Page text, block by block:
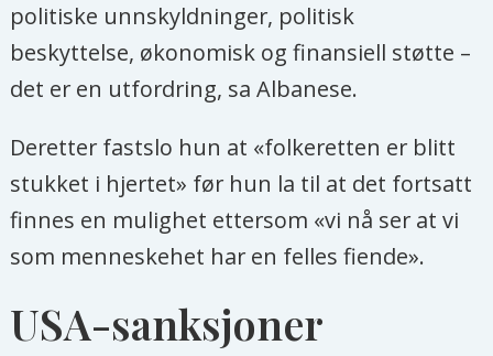
politiske unnskyldninger, politisk
beskyttelse, økonomisk og finansiell støtte –
det er en utfordring, sa Albanese.
Deretter fastslo hun at «folkeretten er blitt
stukket i hjertet» før hun la til at det fortsatt
finnes en mulighet ettersom «vi nå ser at vi
som menneskehet har en felles fiende».
USA-sanksjoner